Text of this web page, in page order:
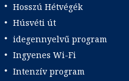
Hosszú Hétvégék
Húsvéti út
idegennyelvű program
Ingyenes Wi-Fi
Intenzív program